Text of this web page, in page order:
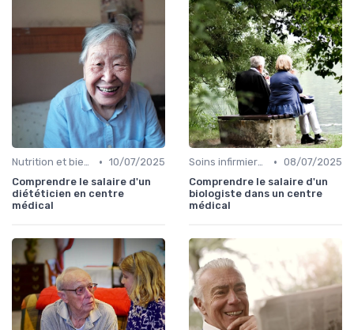
Nutrition et bien-être • 10/07/2025
Comprendre le salaire d'un
diététicien en centre
médical
Soins infirmiers à domicile • 08/07/2025
Comprendre le salaire d'un
biologiste dans un centre
médical